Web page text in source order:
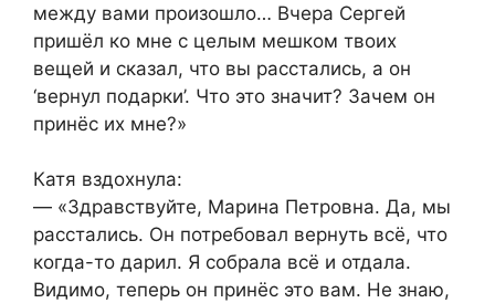
между вами произошло… Вчера Сергей
пришёл ко мне с целым мешком твоих
вещей и сказал, что вы расстались, а он
‘вернул подарки’. Что это значит? Зачем он
принёс их мне?»
Катя вздохнула:
— «Здравствуйте, Марина Петровна. Да, мы
расстались. Он потребовал вернуть всё, что
когда-то дарил. Я собрала всё и отдала.
Видимо, теперь он принёс это вам. Не знаю,